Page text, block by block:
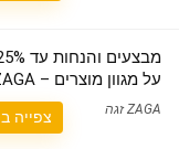
על מגוון מוצרים – ZAGA זגה
ZAGA זגה צפייה